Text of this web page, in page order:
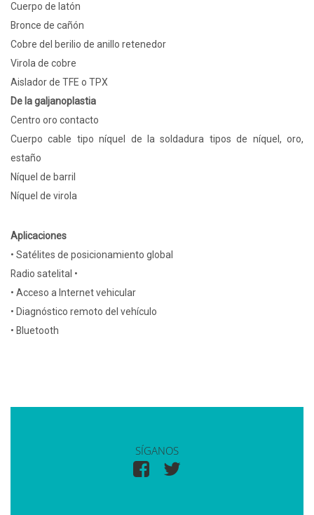
Cuerpo de latón
Bronce de cañón
Cobre del berilio de anillo retenedor
Virola de cobre
Aislador de TFE o TPX
De la galjanoplastia
Centro oro contacto
Cuerpo cable tipo níquel de la soldadura tipos de níquel, oro,
estaño
Níquel de barril
Níquel de virola
Aplicaciones
• Satélites de posicionamiento global
Radio satelital •
• Acceso a Internet vehicular
• Diagnóstico remoto del vehículo
• Bluetooth
SÍGANOS